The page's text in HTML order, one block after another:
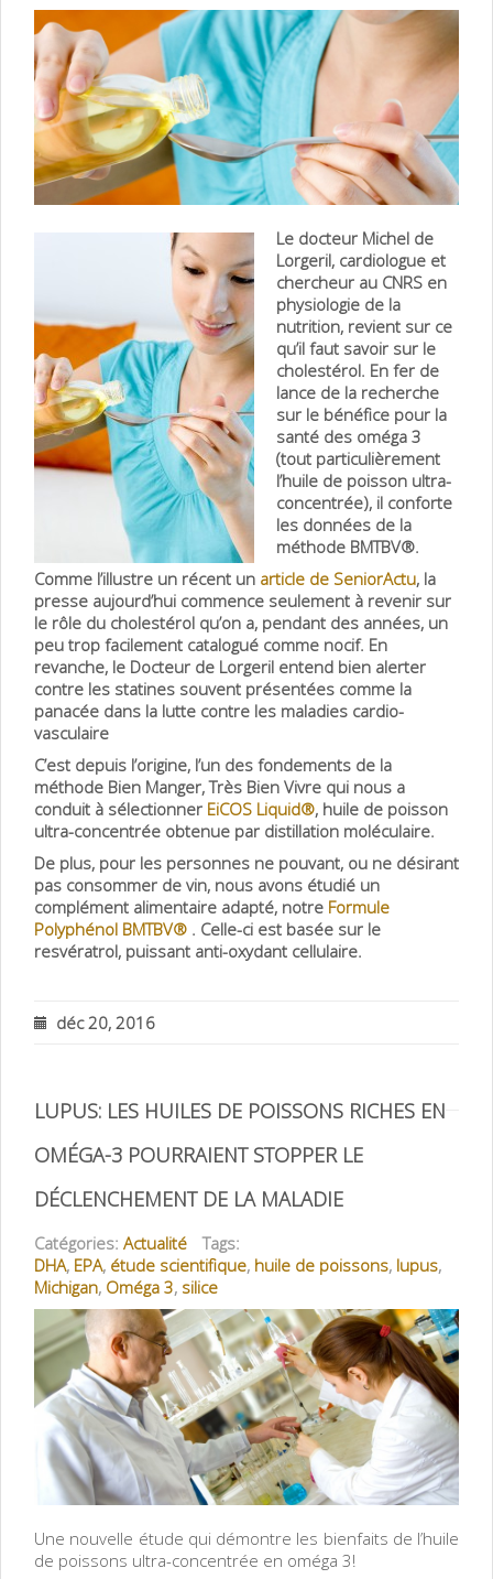
Le docteur Michel de
Lorgeril, cardiologue et
chercheur au CNRS en
physiologie de la
nutrition, revient sur ce
qu’il faut savoir sur le
cholestérol. En fer de
lance de la recherche
sur le bénéfice pour la
santé des oméga 3
(tout particulièrement
l’huile de poisson ultra-
concentrée), il conforte
les données de la
méthode BMTBV®.
Comme l’illustre un récent un article de SeniorActu, la
presse aujourd’hui commence seulement à revenir sur
le rôle du cholestérol qu’on a, pendant des années, un
peu trop facilement catalogué comme nocif. En
revanche, le Docteur de Lorgeril entend bien alerter
contre les statines souvent présentées comme la
panacée dans la lutte contre les maladies cardio-
vasculaire
C’est depuis l’origine, l’un des fondements de la
méthode Bien Manger, Très Bien Vivre qui nous a
conduit à sélectionner EiCOS Liquid®, huile de poisson
ultra-concentrée obtenue par distillation moléculaire.
De plus, pour les personnes ne pouvant, ou ne désirant
pas consommer de vin, nous avons étudié un
complément alimentaire adapté, notre Formule
Polyphénol BMTBV® . Celle-ci est basée sur le
resvératrol, puissant anti-oxydant cellulaire.
déc 20, 2016
LUPUS: LES HUILES DE POISSONS RICHES EN
OMÉGA-3 POURRAIENT STOPPER LE
DÉCLENCHEMENT DE LA MALADIE
Catégories: Actualité
Tags:
DHA, EPA, étude scientifique, huile de poissons, lupus,
Michigan, Oméga 3, silice
Une nouvelle étude qui démontre les bienfaits de l’huile
de poissons ultra-concentrée en oméga 3!